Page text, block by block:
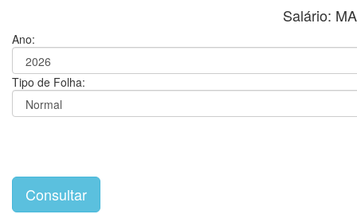
Salário:
Ano:
Tipo de Folha: